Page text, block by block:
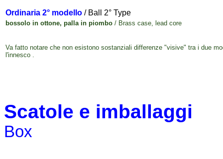
Ordinaria 2° modello / Ball 2° Type
bossolo in ottone, palla in piombo / Brass case, lead core
Va fatto notare che non esistono sostanziali differenze "visive" tra i due
l'innesco .
Scatole e imballaggi
Box